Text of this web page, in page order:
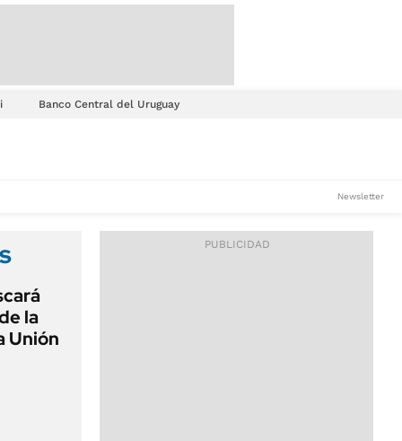
Banco Central del Uruguay
Newsletter
la
Unión